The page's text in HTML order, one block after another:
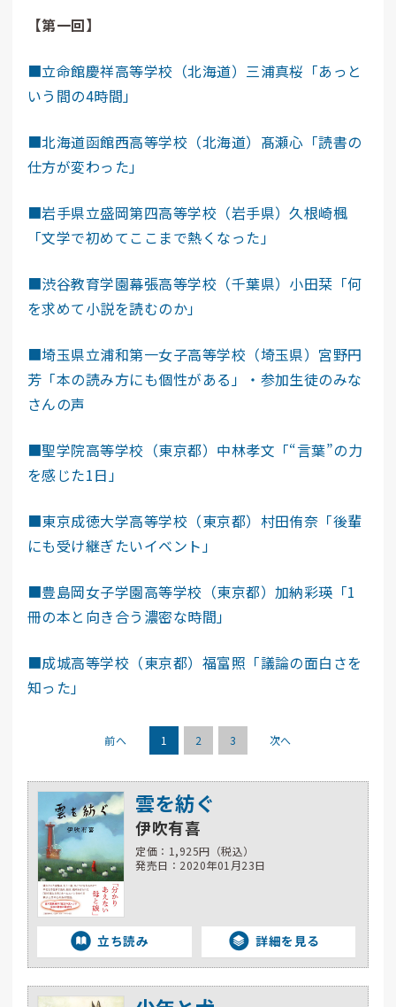
【第一回】
■立命館慶祥高等学校（北海道）三浦真桜「あっと
いう間の4時間」
■北海道函館西高等学校（北海道）髙瀬心「読書の
仕方が変わった」
■岩手県立盛岡第四高等学校（岩手県）久根崎楓
「文学で初めてここまで熱くなった」
■渋谷教育学園幕張高等学校（千葉県）小田栞「何
を求めて小説を読むのか」
■埼玉県立浦和第一女子高等学校（埼玉県）宮野円
芳「本の読み方にも個性がある」・参加生徒のみな
さんの声
■聖学院高等学校（東京都）中林孝文「“言葉”の力
を感じた1日」
■東京成徳大学高等学校（東京都）村田侑奈「後輩
にも受け継ぎたいイベント」
■豊島岡女子学園高等学校（東京都）加納彩瑛「1
冊の本と向き合う濃密な時間」
■成城高等学校（東京都）福富照「議論の面白さを
知った」
前へ 1 2 3 次へ
雲を紡ぐ
伊吹有喜
定価：1,925円（税込）
発売日：2020年01月23日
立ち読み 詳細を見る